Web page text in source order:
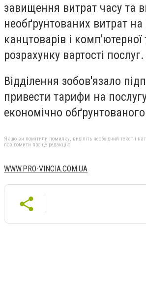
завищення витрат часу та
необґрунтованих витрат
канцтоварів і комп'ютерної
розрахунку вартості послуг.
Відділення зобов'язало
привести тарифи на
економічно
Якщо ви помітили помилку, виділіть необхідний текст і
повідомити про це редакцію
WWW.PRO-VINCIA.COM.UA